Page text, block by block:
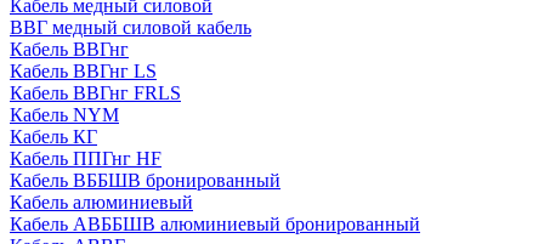
Кабель медный силовой
ВВГ медный силовой кабель
Кабель ВВГнг
Кабель ВВГнг LS
Кабель ВВГнг FRLS
Кабель NYM
Кабель КГ
Кабель ППГнг HF
Кабель ВББШВ бронированный
Кабель алюминиевый
Кабель АВББШВ алюминиевый бронированный